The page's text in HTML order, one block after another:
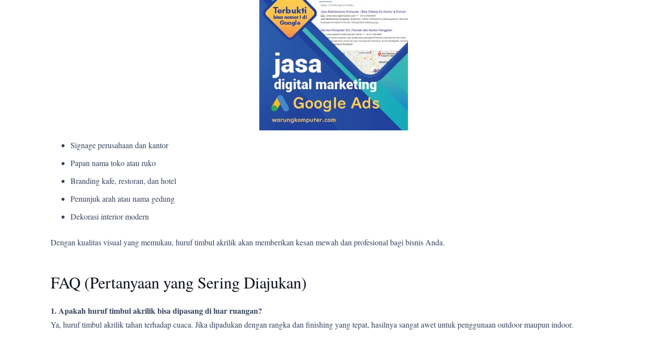
Signage perusahaan dan kantor
Papan nama toko atau ruko
Branding kafe, restoran, dan hotel
Penunjuk arah atau nama gedung
Dekorasi interior modern
Dengan kualitas visual yang memukau, huruf timbul akrilik akan memberikan kesan mewah dan profesional bagi bisnis Anda.
FAQ (Pertanyaan yang Sering Diajukan)
1. Apakah huruf timbul akrilik bisa dipasang di luar ruangan?
Ya, huruf timbul akrilik tahan terhadap cuaca. Jika dipadukan dengan rangka dan finishing yang tepat, hasilnya sangat awet untuk penggunaan outdoor maupun indoor.